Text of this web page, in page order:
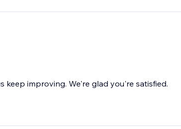
keep improving. We're glad you're satisfied.